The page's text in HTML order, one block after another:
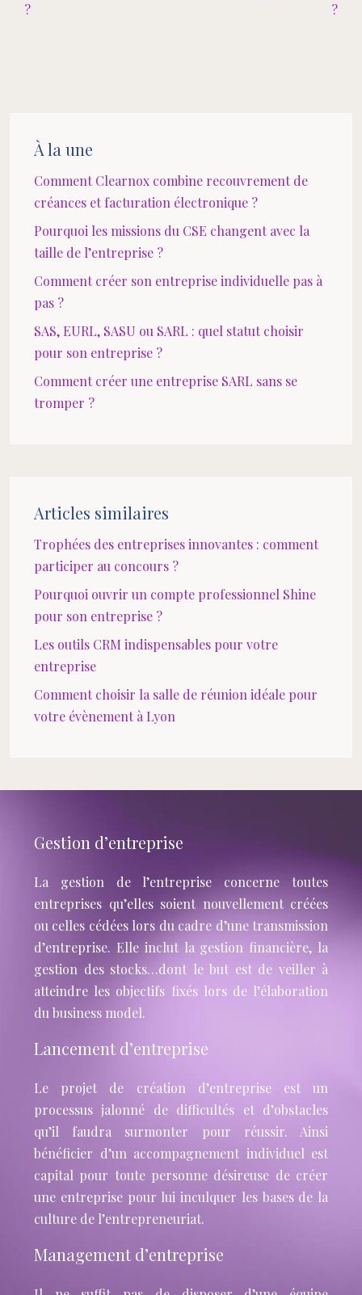
?
?
À la une
Comment Clearnox combine recouvrement de
créances et facturation électronique ?
Pourquoi les missions du CSE changent avec la
taille de l’entreprise ?
Comment créer son entreprise individuelle pas à
pas ?
SAS, EURL, SASU ou SARL : quel statut choisir
pour son entreprise ?
Comment créer une entreprise SARL sans se
tromper ?
Articles similaires
Trophées des entreprises innovantes : comment
participer au concours ?
Pourquoi ouvrir un compte professionnel Shine
pour son entreprise ?
Les outils CRM indispensables pour votre
entreprise
Comment choisir la salle de réunion idéale pour
votre évènement à Lyon
Gestion d’entreprise
La gestion de l’entreprise concerne toutes
entreprises qu’elles soient nouvellement créées
ou celles cédées lors du cadre d’une transmission
d’entreprise. Elle inclut la gestion financière, la
gestion des stocks…dont le but est de veiller à
atteindre les objectifs fixés lors de l’élaboration
du business model.
Lancement d’entreprise
Le projet de création d’entreprise est un
processus jalonné de difficultés et d’obstacles
qu’il faudra surmonter pour réussir. Ainsi
bénéficier d’un accompagnement individuel est
capital pour toute personne désireuse de créer
une entreprise pour lui inculquer les bases de la
culture de l’entrepreneuriat.
Management d’entreprise